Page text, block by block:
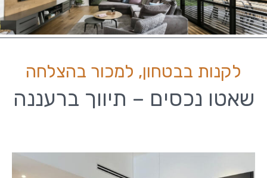
לקנות בבטחון, למכור בהצלחה
שאטו נכסים – תיווך ברעננה